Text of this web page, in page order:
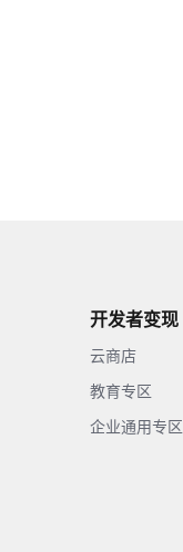
开发者变现
云商店
教育专区
企业通用专区